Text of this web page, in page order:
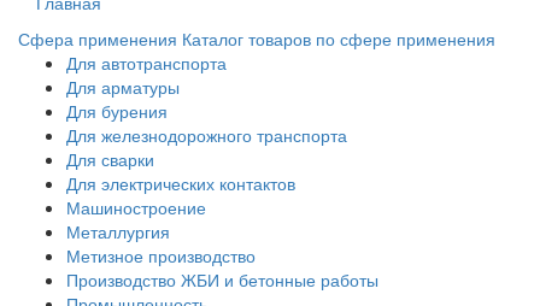
Сфера применения Каталог товаров по сфере применения
Для автотранспорта
Для арматуры
Для бурения
Для железнодорожного транспорта
Для сварки
Для электрических контактов
Машиностроение
Металлургия
Метизное производство
Производство ЖБИ и бетонные работы